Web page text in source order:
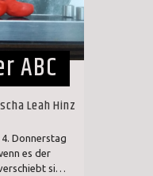
ABC
Leah Hinz
Donnerstag
es der
sich